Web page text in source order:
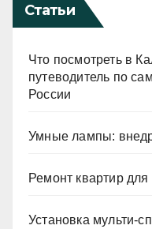
Статьи
Что посмотреть в
путеводитель по
России
Умные лампы:
Ремонт квартир для
Установка мульти-